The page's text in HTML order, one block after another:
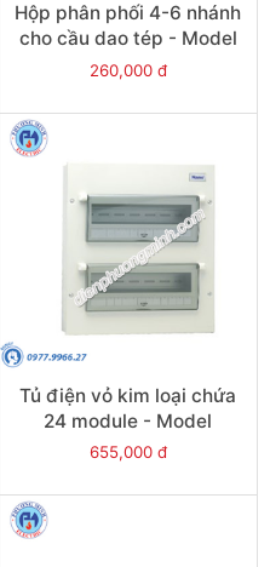
Hộp phân phối 4-6 nhánh
cho cầu dao tép - Model
FBD601
260,000 đ
Tủ điện vỏ kim loại chứa
24 module - Model
FDP124
655,000 đ